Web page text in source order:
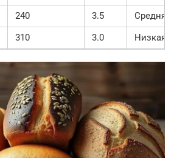
240 3.5
Средняя
310 3.0 Низкая